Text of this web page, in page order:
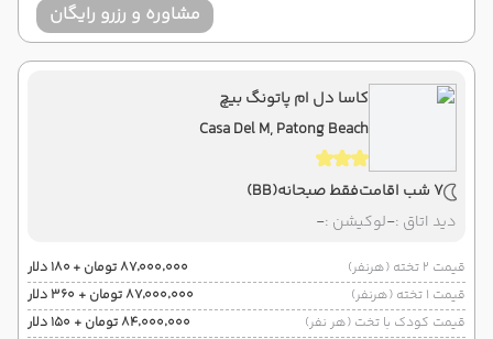
مشاوره و رزرو رایگان
کاسا دل ام پاتونگ بیچ
Casa Del M, Patong Beach
7 شب اقامت فقط صبحانه(BB)
دید اتاق :-لوکیشن :-
قیمت 2 تخته (هرنفر)
۸۷٬۰۰۰٬۰۰۰ تومان + ۱۸۰ دلار
قیمت 1 تخته (هرنفر)
۸۷٬۰۰۰٬۰۰۰ تومان + ۳۶۰ دلار
قیمت کودک با تخت (هر نفر)
۸۴٬۰۰۰٬۰۰۰ تومان + ۱۵۰ دلار